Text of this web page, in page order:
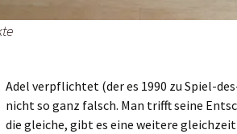
Adel verpflichtet (der es 1990 zu Spiel-
nicht so ganz falsch. Man trifft seine
die gleiche, gibt es eine weitere